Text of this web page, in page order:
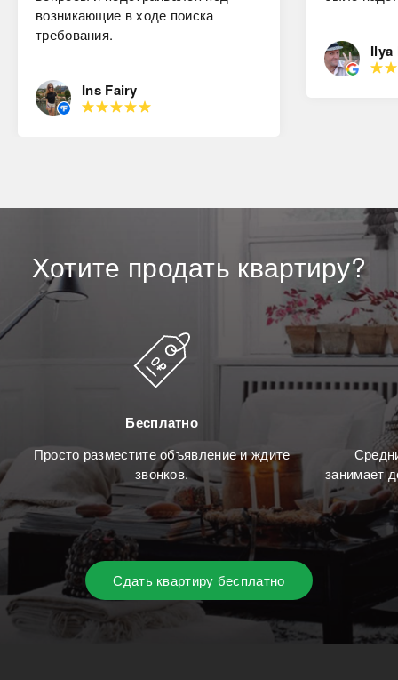
возникающие в ходе поиска
требования.
Ins Fairy
Ilya
Хотите продать квартиру?
Бесплатно
Просто разместите объявление и ждите
звонков.
занимает
Сдать квартиру бесплатно